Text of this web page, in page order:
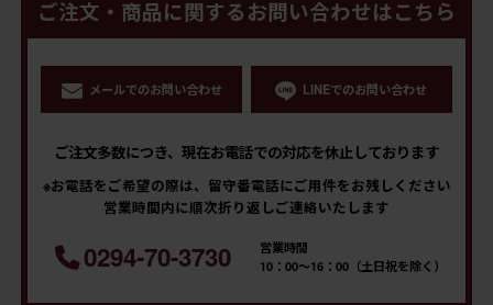
ご注文・商品に関するお問い合わせはこちら
メールでのお問い合わせ LINEでのお問い合わせ
ご注文多数につき、現在お電話での対応を休止しております
※お電話をご希望の際は、留守番電話にご用件をお残しください
営業時間内に順次折り返しご連絡いたします
0294-70-3730
営業時間
10：00～16：00（土日祝を除く）